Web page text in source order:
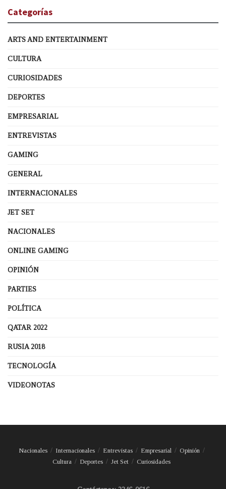
Categorías
ARTS AND ENTERTAINMENT
CULTURA
CURIOSIDADES
DEPORTES
EMPRESARIAL
ENTREVISTAS
GAMING
GENERAL
INTERNACIONALES
JET SET
NACIONALES
ONLINE GAMING
OPINIÓN
PARTIES
POLÍTICA
QATAR 2022
RUSIA 2018
TECNOLOGÍA
VIDEONOTAS
Nacionales Internacionales Entrevistas Empresarial
Opinión
Cultura
Deportes Jet Set Curiosidades